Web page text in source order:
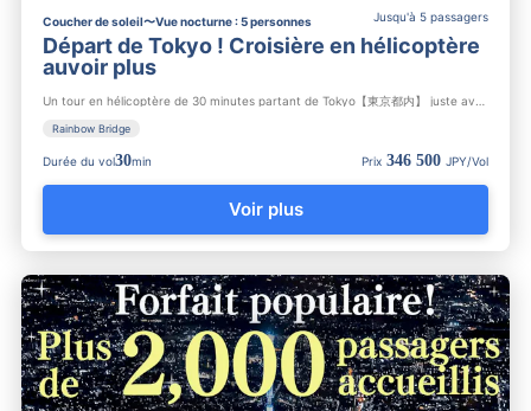
Jusqu'à 5 passagers
Coucher de soleil〜Vue nocturne : 5 personnes
Départ de Tokyo ! Croisière en hélicoptère
auvoir plus
Rainbow Bridge
Durée du vol30min Prix 346 500 JPY/Vol
Voir plus